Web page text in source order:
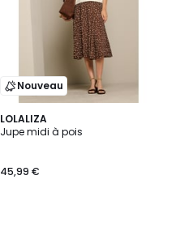
Nouveau
LOLALIZA
Jupe midi à pois
45,99 €